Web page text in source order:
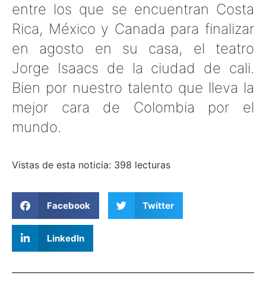
entre los que se encuentran Costa
Rica, México y Canada para finalizar
en agosto en su casa, el teatro
Jorge Isaacs de la ciudad de cali.
Bien por nuestro talento que lleva la
mejor cara de Colombia por el
mundo.
Vistas de esta noticia: 398 lecturas
Facebook Twitter
LinkedIn